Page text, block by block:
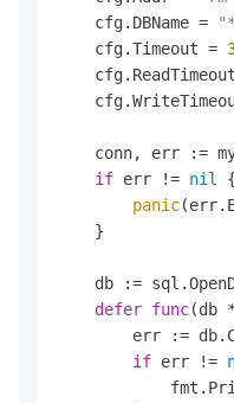
    cfg.DBName =
    cfg.Timeout =
conn, err :=
if err != nil {
panic
    }
db :=
defer func(db
err :=
if err !=